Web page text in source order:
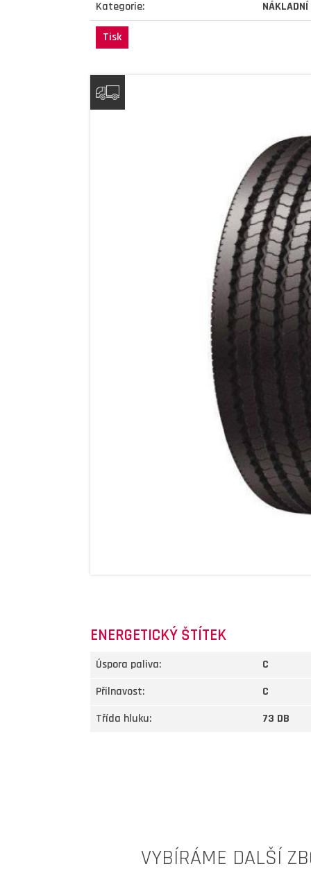
Kategorie:
NÁKLADNÍ
Tisk
ENERGETICKÝ ŠTÍTEK
Úspora paliva:
C
Přilnavost:
C
Třída hluku:
73 DB
VYBÍRÁME DALŠÍ